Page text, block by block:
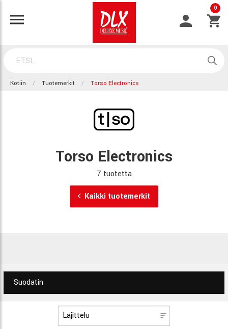
0
Kotiin Tuotemerkit Torso Electronics
Torso Electronics
7 tuotetta
Kaikki tuotemerkit
Suodatin